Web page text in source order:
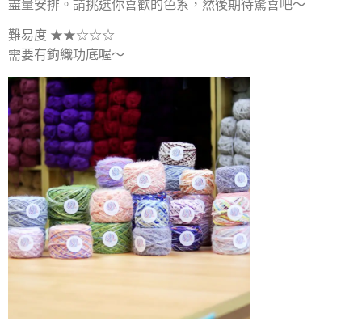
盡量安排。請挑選你喜歡的色系，然後期待驚喜吧～
難易度 ★★☆☆☆
需要有鉤織功底喔～